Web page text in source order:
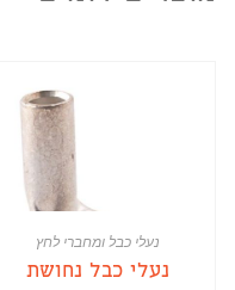
נעלי כבל ומחברי לחץ
נעלי כבל נחושת